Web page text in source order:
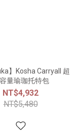
】Kosha Carryall 超
量瑜珈托特包
NT$4,932
NT$5,480